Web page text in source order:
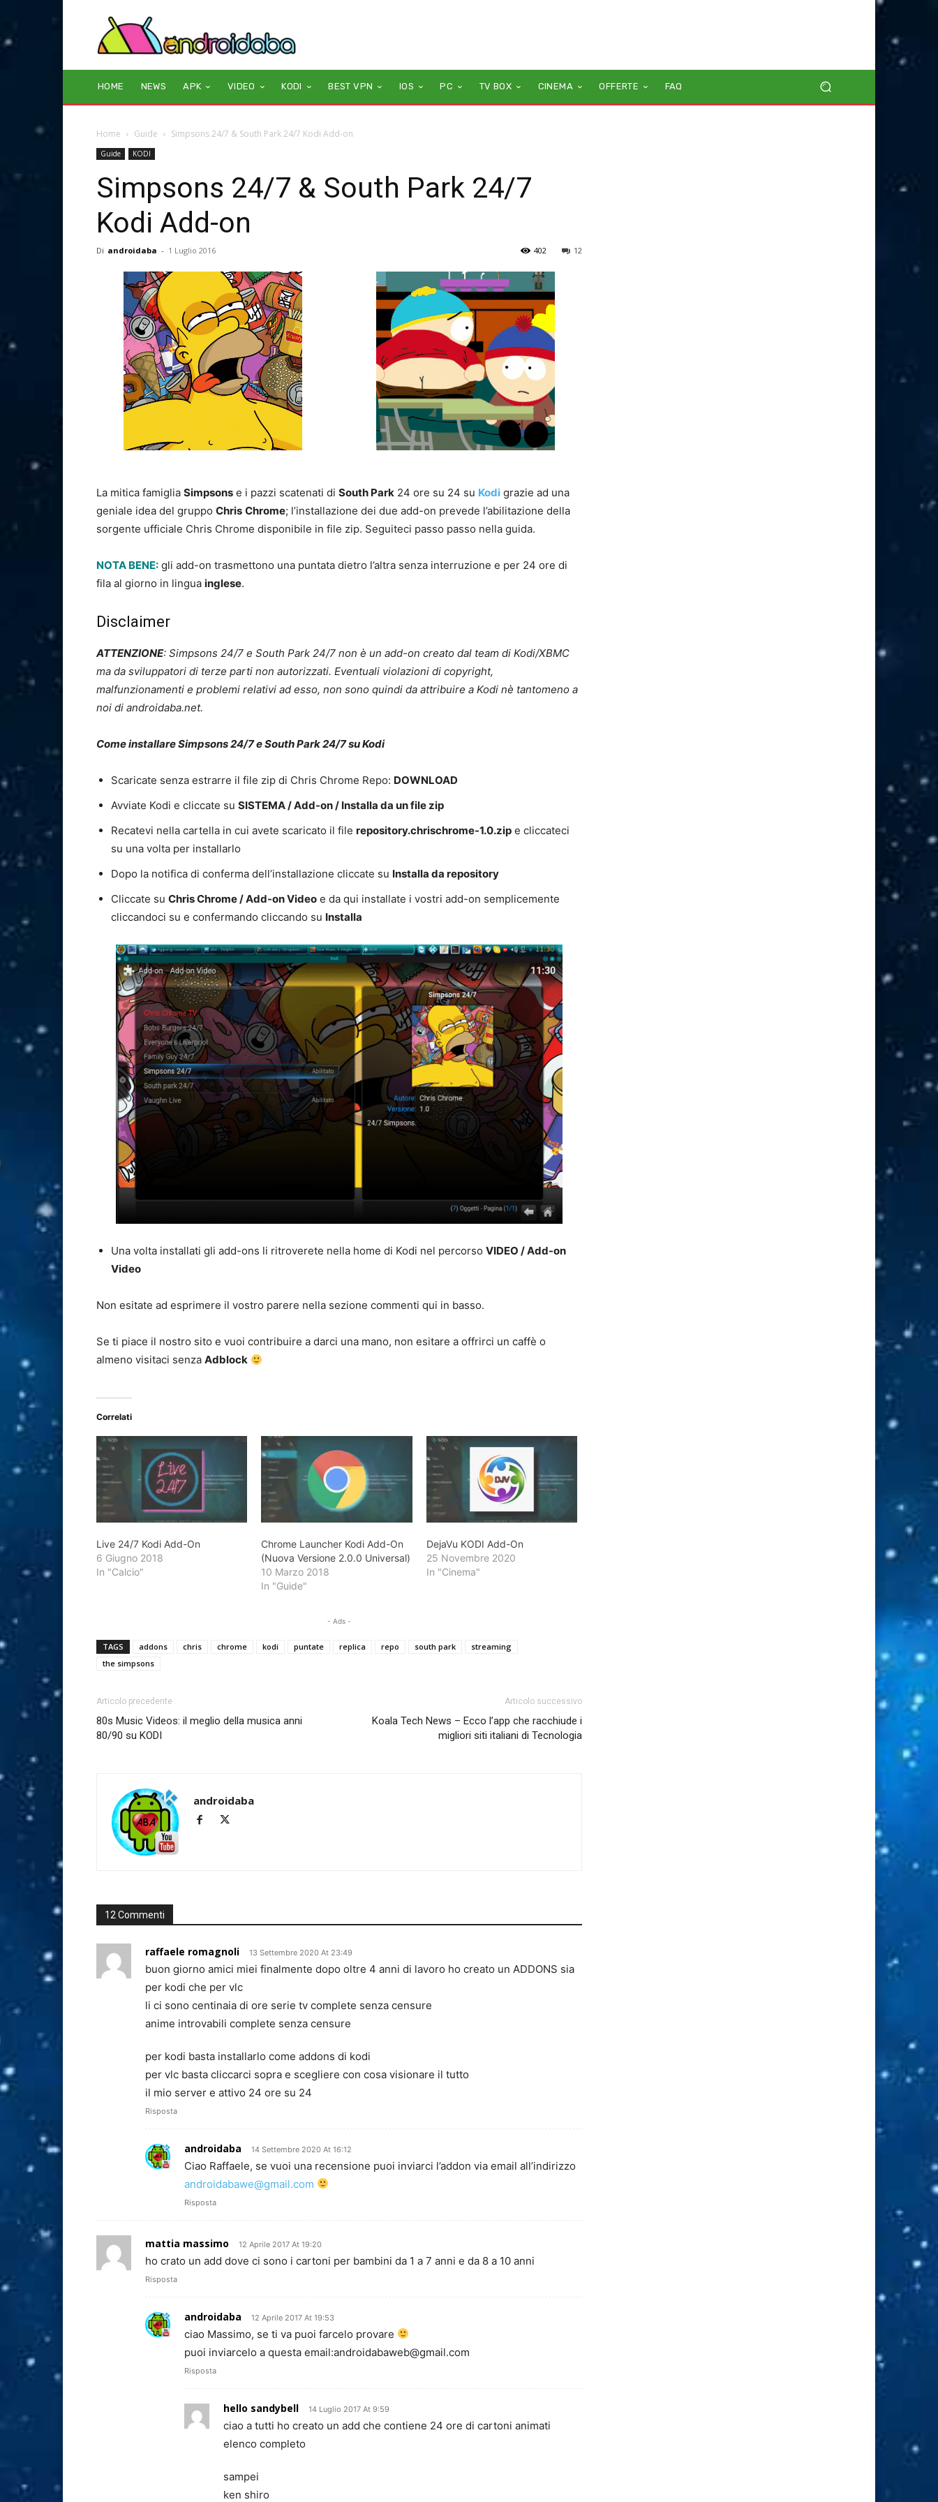
HOME NEWS APK VIDEO KODI BEST VPN IOS PC TV BOX CINEMA OFFERTE FAQ
Home Guide Simpsons 24/7 & South Park 24/7 Kodi Add-on
Guide KODI
Simpsons 24/7 & South Park 24/7
Kodi Add-on
Di androidaba - 1 Luglio 2016 12
402
La mitica famiglia Simpsons e i pazzi scatenati di South Park 24 ore su 24 su Kodi grazie ad una
geniale idea del gruppo Chris Chrome; l’installazione dei due add-on prevede l’abilitazione della
sorgente ufficiale Chris Chrome disponibile in file zip. Seguiteci passo passo nella guida.
NOTA BENE: gli add-on trasmettono una puntata dietro l’altra senza interruzione e per 24 ore di
fila al giorno in lingua inglese.
Disclaimer
ATTENZIONE: Simpsons 24/7 e South Park 24/7 non è un add-on creato dal team di Kodi/XBMC
ma da sviluppatori di terze parti non autorizzati. Eventuali violazioni di copyright,
malfunzionamenti e problemi relativi ad esso, non sono quindi da attribuire a Kodi nè tantomeno a
noi di androidaba.net.
Come installare Simpsons 24/7 e South Park 24/7 su Kodi
Scaricate senza estrarre il file zip di Chris Chrome Repo: DOWNLOAD
Avviate Kodi e cliccate su SISTEMA / Add-on / Installa da un file zip
Recatevi nella cartella in cui avete scaricato il file repository.chrischrome-1.0.zip e cliccateci
su una volta per installarlo
Dopo la notifica di conferma dell’installazione cliccate su Installa da repository
Cliccate su Chris Chrome / Add-on Video e da qui installate i vostri add-on semplicemente
cliccandoci su e confermando cliccando su Installa
Una volta installati gli add-ons li ritroverete nella home di Kodi nel percorso VIDEO / Add-on
Video
Non esitate ad esprimere il vostro parere nella sezione commenti qui in basso.
Se ti piace il nostro sito e vuoi contribuire a darci una mano, non esitare a offrirci un caffè o
almeno visitaci senza Adblock
Correlati
Live 24/7 Kodi Add-On
6 Giugno 2018
In "Calcio"
Chrome Launcher Kodi Add-On
(Nuova Versione 2.0.0 Universal)
10 Marzo 2018
In "Guide"
DejaVu KODI Add-On
25 Novembre 2020
In "Cinema"
- Ads -
TAGS addons chris chrome kodi puntate replica repo south park
streaming
the simpsons
Articolo precedente
80s Music Videos: il meglio della musica anni
80/90 su KODI
Articolo successivo
Koala Tech News – Ecco l’app che racchiude i
migliori siti italiani di Tecnologia
androidaba
12 Commenti
raffaele romagnoli 13 Settembre 2020 At 23:49
buon giorno amici miei finalmente dopo oltre 4 anni di lavoro ho creato un ADDONS sia
per kodi che per vlc
li ci sono centinaia di ore serie tv complete senza censure
anime introvabili complete senza censure
per kodi basta installarlo come addons di kodi
per vlc basta cliccarci sopra e scegliere con cosa visionare il tutto
il mio server e attivo 24 ore su 24
Risposta
androidaba 14 Settembre 2020 At 16:12
Ciao Raffaele, se vuoi una recensione puoi inviarci l’addon via email all’indirizzo
androidabawe@gmail.com
Risposta
mattia massimo 12 Aprile 2017 At 19:20
ho crato un add dove ci sono i cartoni per bambini da 1 a 7 anni e da 8 a 10 anni
Risposta
androidaba 12 Aprile 2017 At 19:53
ciao Massimo, se ti va puoi farcelo provare
puoi inviarcelo a questa email:androidabaweb@gmail.com
Risposta
hello sandybell 14 Luglio 2017 At 9:59
ciao a tutti ho creato un add che contiene 24 ore di cartoni animati
elenco completo
sampei
ken shiro